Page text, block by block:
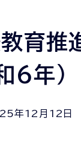
育推
6年）
年12 月 12 日